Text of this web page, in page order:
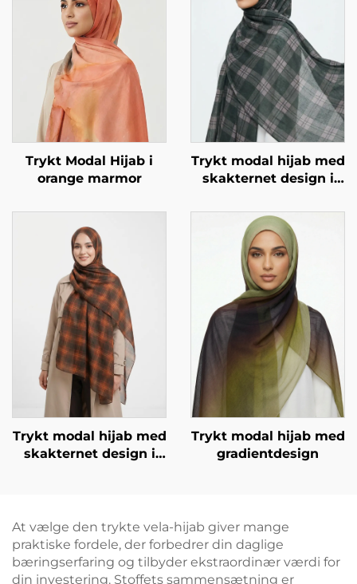
Trykt Modal Hijab i
orange marmor
Trykt modal hijab med
skakternet design i
Trykt modal hijab med
skakternet design i
Trykt modal hijab med
gradientdesign
At vælge den trykte vela-hijab giver mange
praktiske fordele, der forbedrer din daglige
bæringserfaring og tilbyder ekstraordinær værdi for
din investering. Stoffets sammensætning er